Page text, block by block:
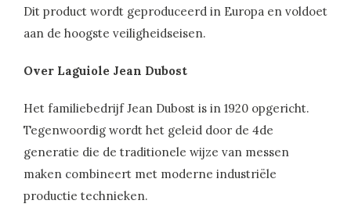
Dit product wordt geproduceerd in Europa en voldoet
aan de hoogste veiligheidseisen.
Over Laguiole Jean Dubost
Het familiebedrijf Jean Dubost is in 1920 opgericht.
Tegenwoordig wordt het geleid door de 4de
generatie die de traditionele wijze van messen
maken combineert met moderne industriële
productie technieken.